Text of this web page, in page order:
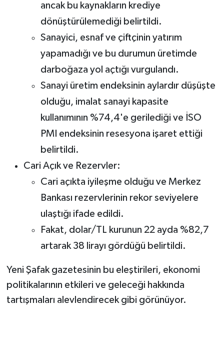
ancak bu kaynakların krediye
dönüştürülemediği belirtildi.
Sanayici, esnaf ve çiftçinin yatırım
yapamadığı ve bu durumun üretimde
darboğaza yol açtığı vurgulandı.
Sanayi üretim endeksinin aylardır düşüşte
olduğu, imalat sanayi kapasite
kullanımının %74,4'e gerilediği ve İSO
PMI endeksinin resesyona işaret ettiği
belirtildi.
Cari Açık ve Rezervler:
Cari açıkta iyileşme olduğu ve Merkez
Bankası rezervlerinin rekor seviyelere
ulaştığı ifade edildi.
Fakat, dolar/TL kurunun 22 ayda %82,7
artarak 38 lirayı gördüğü belirtildi.
Yeni Şafak gazetesinin bu eleştirileri, ekonomi
politikalarının etkileri ve geleceği hakkında
tartışmaları alevlendirecek gibi görünüyor.